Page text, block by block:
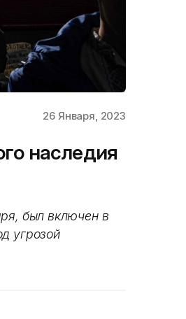
26 Января, 2023
наследия
был включен в
угрозой